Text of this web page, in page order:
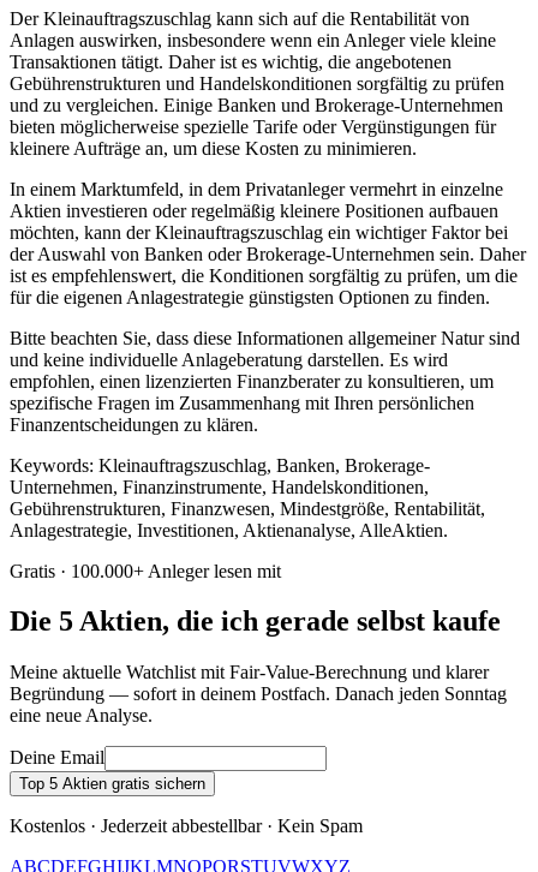
Der Kleinauftragszuschlag kann sich auf die Rentabilität von
Anlagen auswirken, insbesondere wenn ein Anleger viele kleine
Transaktionen tätigt. Daher ist es wichtig, die angebotenen
Gebührenstrukturen und Handelskonditionen sorgfältig zu prüfen
und zu vergleichen. Einige Banken und Brokerage-Unternehmen
bieten möglicherweise spezielle Tarife oder Vergünstigungen für
kleinere Aufträge an, um diese Kosten zu minimieren.
In einem Marktumfeld, in dem Privatanleger vermehrt in einzelne
Aktien investieren oder regelmäßig kleinere Positionen aufbauen
möchten, kann der Kleinauftragszuschlag ein wichtiger Faktor bei
der Auswahl von Banken oder Brokerage-Unternehmen sein. Daher
ist es empfehlenswert, die Konditionen sorgfältig zu prüfen, um die
für die eigenen Anlagestrategie günstigsten Optionen zu finden.
Bitte beachten Sie, dass diese Informationen allgemeiner Natur sind
und keine individuelle Anlageberatung darstellen. Es wird
empfohlen, einen lizenzierten Finanzberater zu konsultieren, um
spezifische Fragen im Zusammenhang mit Ihren persönlichen
Finanzentscheidungen zu klären.
Keywords: Kleinauftragszuschlag, Banken, Brokerage-
Unternehmen, Finanzinstrumente, Handelskonditionen,
Gebührenstrukturen, Finanzwesen, Mindestgröße, Rentabilität,
Anlagestrategie, Investitionen, Aktienanalyse, AlleAktien.
Gratis · 100.000+ Anleger lesen mit
Die 5 Aktien, die ich gerade selbst kaufe
Meine aktuelle Watchlist mit Fair-Value-Berechnung und klarer
Begründung — sofort in deinem Postfach. Danach jeden Sonntag
eine neue Analyse.
Deine Email
Top 5 Aktien gratis sichern
Kostenlos · Jederzeit abbestellbar · Kein Spam
ABCDEFGHIJKLMNOPQRSTUVWXYZ